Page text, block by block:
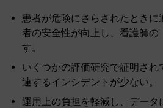
患者が危険にさらされたときに
者の安全性が向上し、看護師の
す。
いくつかの評価研究で証明され
連するインシデントが少ない。
運用上の負担を軽減し、データ